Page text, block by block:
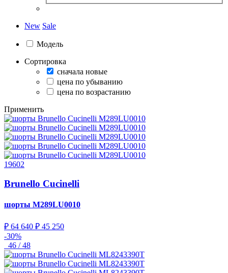
New Sale
Модель
Сортировка
сначала новые
цена по убыванию
цена по возрастанию
Применить
19602
Brunello Cucinelli
шорты M289LU0010
₽ 64 640 ₽ 45 250
-30%
46 / 48